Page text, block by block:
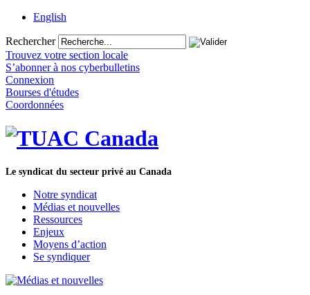
English
Rechercher
Trouvez votre section locale
S’abonner à nos cyberbulletins
Connexion
Bourses d'études
Coordonnées
Le syndicat du secteur privé au Canada
Notre syndicat
Médias et nouvelles
Ressources
Enjeux
Moyens d’action
Se syndiquer